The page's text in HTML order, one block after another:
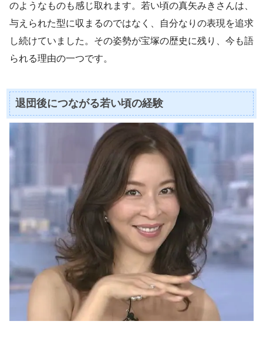
のようなものも感じ取れます。若い頃の真矢みきさんは、
与えられた型に収まるのではなく、自分なりの表現を追求
し続けていました。その姿勢が宝塚の歴史に残り、今も語
られる理由の一つです。
退団後につながる若い頃の経験